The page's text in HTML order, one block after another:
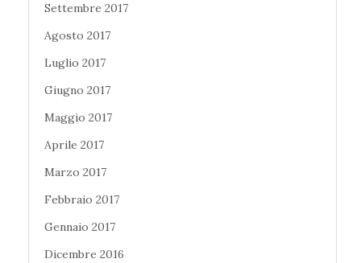
Settembre 2017
Agosto 2017
Luglio 2017
Giugno 2017
Maggio 2017
Aprile 2017
Marzo 2017
Febbraio 2017
Gennaio 2017
Dicembre 2016